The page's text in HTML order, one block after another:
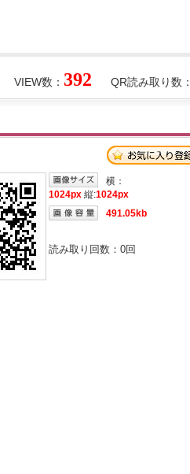
QR読み取り数：
VIEW数： 392
横：
1024px 縦:1024px
491.05kb
読み取り回数： 0回